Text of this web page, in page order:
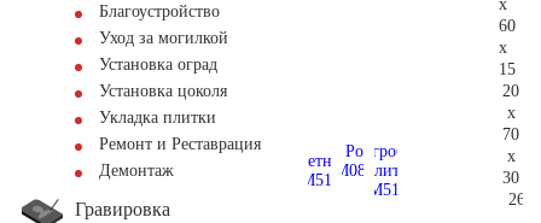
Благоустройство
Уход за могилкой
Установка оград
Установка цоколя
Укладка плитки
Ремонт и Реставрация
Демонтаж
Гравировка
x
60
x
15
20
x
70
x
30